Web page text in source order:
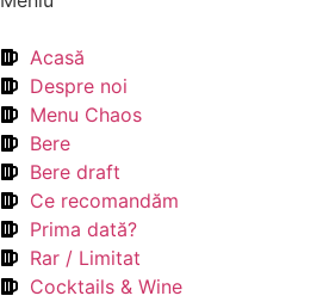
Acasă
Despre noi
Menu Chaos
Bere
Bere draft
Ce recomandăm
Prima dată?
Rar / Limitat
Cocktails & Wine